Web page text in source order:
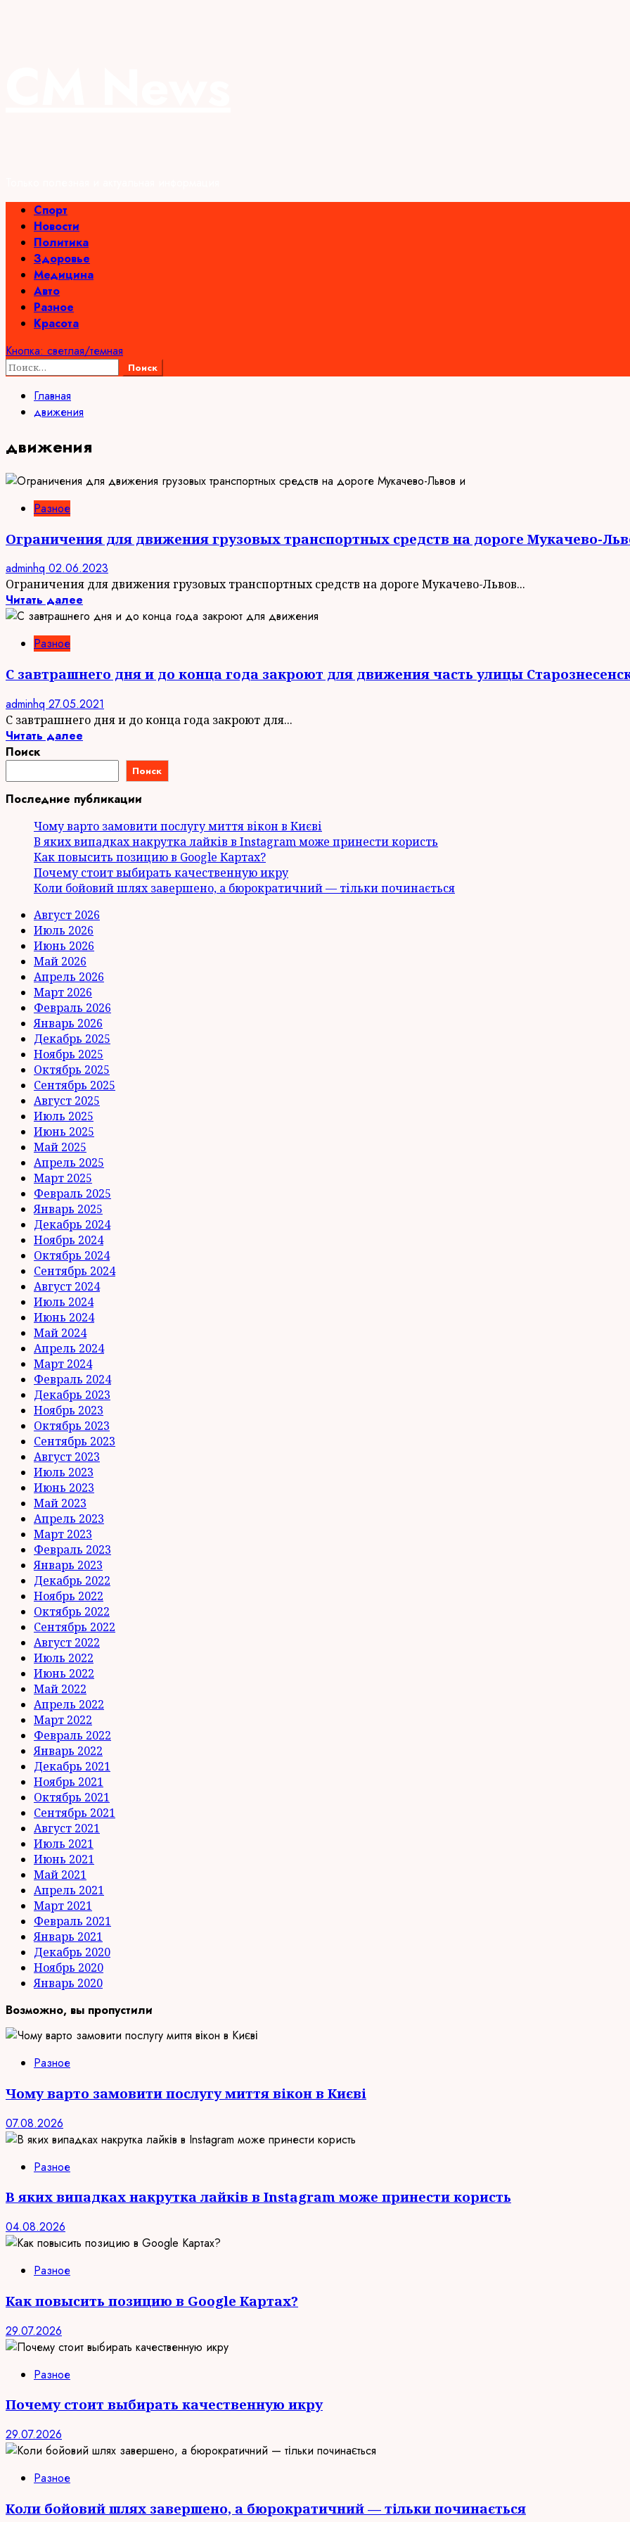
Основное
меню
Спорт
Новости
Политика
Здоровье
Медицина
Авто
Разное
Красота
Кнопка: светлая/темная
Найти:
Главная
движения
движения
Разное
Ограничения для движения грузовых транспортных средств на дороге Мукачево-
adminhq 02.06.2023
Ограничения для движения грузовых транспортных средств на дороге Мукачево-Львов...
Читать далее
Разное
С завтрашнего дня и до конца года закроют для движения часть улицы
adminhq 27.05.2021
С завтрашнего дня и до конца года закроют для...
Читать далее
Поиск
Поиск
Последние публикации
Чому варто замовити послугу миття вікон в Києві
В яких випадках накрутка лайків в Instagram може принести користь
Как повысить позицию в Google Картах?
Почему стоит выбирать качественную икру
Коли бойовий шлях завершено, а бюрократичний — тільки починається
Август 2026
Июль 2026
Июнь 2026
Май 2026
Апрель 2026
Март 2026
Февраль 2026
Январь 2026
Декабрь 2025
Ноябрь 2025
Октябрь 2025
Сентябрь 2025
Август 2025
Июль 2025
Июнь 2025
Май 2025
Апрель 2025
Март 2025
Февраль 2025
Январь 2025
Декабрь 2024
Ноябрь 2024
Октябрь 2024
Сентябрь 2024
Август 2024
Июль 2024
Июнь 2024
Май 2024
Апрель 2024
Март 2024
Февраль 2024
Декабрь 2023
Ноябрь 2023
Октябрь 2023
Сентябрь 2023
Август 2023
Июль 2023
Июнь 2023
Май 2023
Апрель 2023
Март 2023
Февраль 2023
Январь 2023
Декабрь 2022
Ноябрь 2022
Октябрь 2022
Сентябрь 2022
Август 2022
Июль 2022
Июнь 2022
Май 2022
Апрель 2022
Март 2022
Февраль 2022
Январь 2022
Декабрь 2021
Ноябрь 2021
Октябрь 2021
Сентябрь 2021
Август 2021
Июль 2021
Июнь 2021
Май 2021
Апрель 2021
Март 2021
Февраль 2021
Январь 2021
Декабрь 2020
Ноябрь 2020
Январь 2020
Возможно, вы пропустили
Разное
Чому варто замовити послугу миття вікон в Києві
07.08.2026
Разное
В яких випадках накрутка лайків в Instagram може принести користь
04.08.2026
Разное
Как повысить позицию в Google Картах?
29.07.2026
Разное
Почему стоит выбирать качественную икру
29.07.2026
Разное
Коли бойовий шлях завершено, а бюрократичний — тільки починається